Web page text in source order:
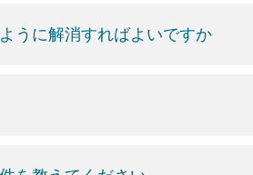
うに解消すればよいですか